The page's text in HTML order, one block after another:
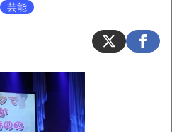
芸能